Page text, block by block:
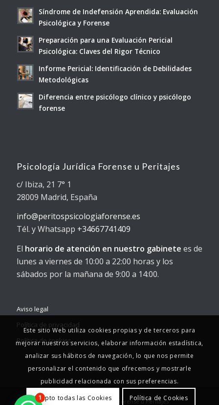
Síndrome de Indefensión Aprendida: Evaluación
Psicológica y Forense
Preparación para una Evaluación Pericial
Psicológica: Claves del Rigor Técnico
Informe Pericial: Identificación de Debilidades
Metodológicas
Diferencia entre psicólogo clínico y psicólogo
forense
Psicología Jurídica Forense u Peritajes
c/ Ibiza, 21 7° 1
28009 Madrid, España
info@peritospsicologiaforense.es
Tél. y Whatsapp +34667741409
El horario de atención en nuestro gabinete es de
lunes a viernes de 10:00 a 22:00 horas y los
sábados por la mañana de 9:00 a 14:00.
Aviso legal
Política de privacidad
Política de cookies
© Copyright - 2025 - Psicología Jurídica Forense u Peritajes
Este sitio Web utiliza cookies propias y de terceros para
mejorar nuestros servicios, elaborar información estadística,
analizar sus hábitos de navegación, lo que nos permite
personalizar el contenido que ofrecemos y mostrarle
publicidad relacionada con sus preferencias.
Acepto todas las Cookies Política de Cookies
1